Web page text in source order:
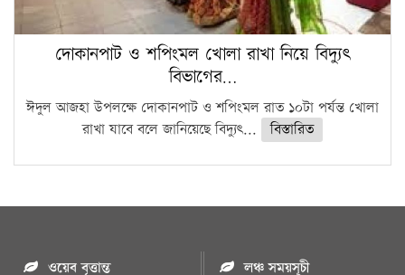
দোকানপাট ও শপিংমল খোলা রাখা নিয়ে বিদ্যুৎ
বিভাগের…
ঈদুল আজহা উপলক্ষে দোকানপাট ও শপিংমল রাত ১০টা পর্যন্ত খোলা
রাখা যাবে বলে জানিয়েছে বিদ্যুৎ...
বিস্তারিত
ওয়েব বৃত্তান্ত
লঞ্চ সময়সূচী